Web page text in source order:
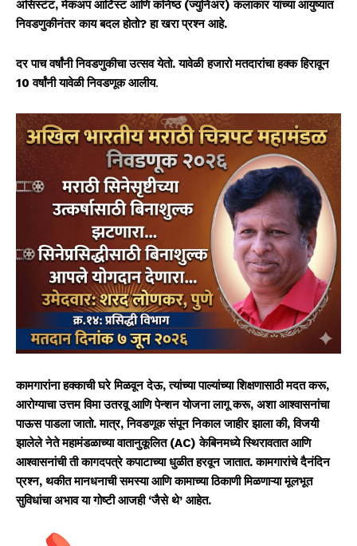
असिस्टंट, मेकअप आर्टिस्ट आणि कनिष्ठ (ज्युनिअर) कलाकार यांच्या आयुष्यात
निवडणुकीनंतर काय बदल होतो? हा खरा प्रश्न आहे.
दर पाच वर्षांनी निवडणुकीचा उत्सव येतो. यावेळी हजारो मतदारांचा हक्क हिरावून
10 वर्षांनी यावेळी निवडणूक आलीय.
कामगारांना हक्काची घरे मिळवून देऊ, त्यांच्या पाल्यांच्या शिक्षणासाठी मदत करू,
आरोग्याचा उत्तम विमा उतरवू आणि पेन्शन योजना लागू करू, अशा आश्वासनांचा
पाऊस पाडला जातो. मात्र, निवडणूक संपून निकाल जाहीर झाला की, विजयी
झालेले नेते महामंडळाच्या वातानुकूलित (AC) केबिनमध्ये स्थिरावतात आणि
आश्वासनांची ती कागदपत्रे कपाटाच्या धुळीत हरवून जातात. कामगारांचे दैनंदिन
प्रश्न, थकीत मानधनाची समस्या आणि कामाच्या ठिकाणी मिळणाऱ्या मूलभूत
सुविधांचा अभाव या गोष्टी आजही ‘जैसे थे’ आहेत.